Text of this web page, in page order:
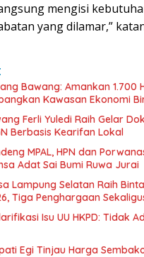
mengisi
yang dilamar,”
Bawang: Amankan 1.700
Kawasan Ekonomi
Ferli Yuledi Raih Gelar
Berbasis Kearifan Lokal
MPAL, HPN dan
Adat Sai Bumi Ruwa Jurai
Lampung Selatan Raih
Tiga Penghargaan
Isu UU HKPD: Tidak
Egi Tinjau Harga